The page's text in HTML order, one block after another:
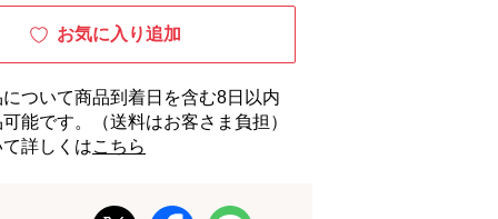
お気に入り追加
ついて商品到着日を含む8日以内
能です。（送料はお客さま負担）
詳しくはこちら